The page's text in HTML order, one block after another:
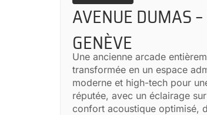
AVENUE DUMAS
GENÈVE
Une ancienne arcade
transformée en un espace
moderne et high-tech pour
réputée, avec un éclairage
confort acoustique optimisé,